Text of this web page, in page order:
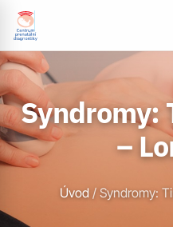
Syndromy:
–
Úvod / Syndromy: